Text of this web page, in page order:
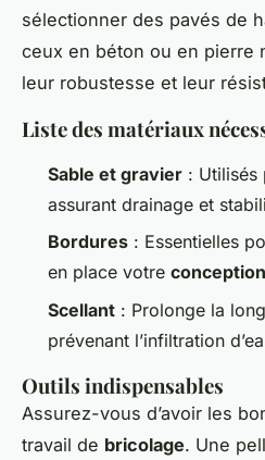
sélectionner des pavés de
ceux en béton ou en pierre
leur robustesse et leur
Liste des matériaux
Sable et gravier : Utilisés
assurant drainage et
Bordures : Essentielles
en place votre conception
Scellant : Prolonge la
prévenant l’infiltration
Outils indispensables
Assurez-vous d’avoir les
travail de bricolage. Une